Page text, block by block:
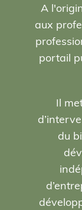
A
aux
portail
Il
du